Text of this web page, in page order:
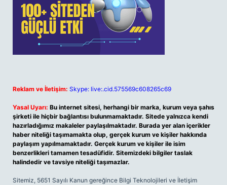
Reklam ve İletişim: Skype: live:.cid.575569c608265c69
Yasal Uyarı: Bu internet sitesi, herhangi bir marka, kurum veya şahıs
şirketi ile hiçbir bağlantısı bulunmamaktadır. Sitede yalnızca kendi
hazırladığımız makaleler paylaşılmaktadır. Burada yer alan içerikler
haber niteliği taşımamakta olup, gerçek kurum ve kişiler hakkında
paylaşım yapılmamaktadır. Gerçek kurum ve kişiler ile isim
benzerlikleri tamamen tesadüfidir. Sitemizdeki bilgiler taslak
halindedir ve tavsiye niteliği taşımazlar.
Sitemiz, 5651 Sayılı Kanun gereğince Bilgi Teknolojileri ve İletişim